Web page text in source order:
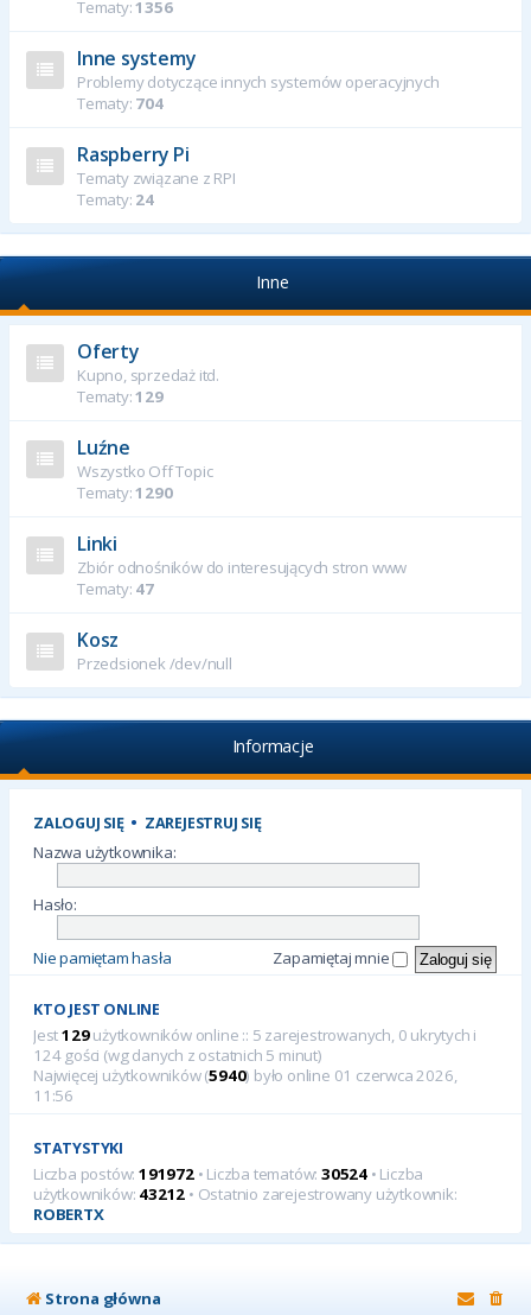
Tematy:1356
Inne systemy
Problemy dotyczące innych systemów operacyjnych
Tematy: 704
Raspberry Pi
Tematy związane z RPI
Tematy: 24
Inne
Oferty
Kupno, sprzedaż itd.
Tematy:129
Luźne
Wszystko Off Topic
Tematy:1290
Linki
Zbiór odnośników do interesujących stron www
Tematy: 47
Kosz
Przedsionek /dev/null
Informacje
ZALOGUJ SIĘ• ZAREJESTRUJ SIĘ
Nazwa użytkownika:
Hasło:
Nie pamiętam hasła Zapamiętaj mnie
KTO JEST ONLINE
Jest129użytkowników online :: 5 zarejestrowanych, 0 ukrytych i
124 gości (wg danych z ostatnich 5 minut)
Najwięcej użytkowników (5940) było online 01 czerwca 2026,
11:56
STATYSTYKI
Liczba postów: 191972• Liczba tematów:30524 • Liczba
użytkowników: 43212 • Ostatnio zarejestrowany użytkownik:
ROBERTX
Strona główna